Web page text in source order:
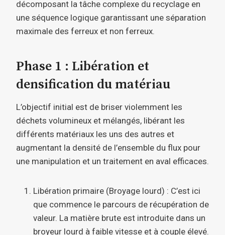
décomposant la tâche complexe du recyclage en
une séquence logique garantissant une séparation
maximale des ferreux et non ferreux.
Phase 1 : Libération et
densification du matériau
L’objectif initial est de briser violemment les
déchets volumineux et mélangés, libérant les
différents matériaux les uns des autres et
augmentant la densité de l’ensemble du flux pour
une manipulation et un traitement en aval efficaces.
Libération primaire (Broyage lourd) : C’est ici
que commence le parcours de récupération de
valeur. La matière brute est introduite dans un
broyeur lourd à faible vitesse et à couple élevé.